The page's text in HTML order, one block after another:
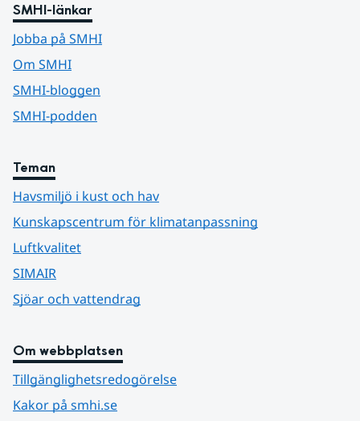
SMHI-länkar
Jobba på SMHI
Om SMHI
SMHI-bloggen
SMHI-podden
Teman
Havsmiljö i kust och hav
Kunskapscentrum för klimatanpassning
Luftkvalitet
SIMAIR
Sjöar och vattendrag
Om webbplatsen
Tillgänglighetsredogörelse
Kakor på smhi.se